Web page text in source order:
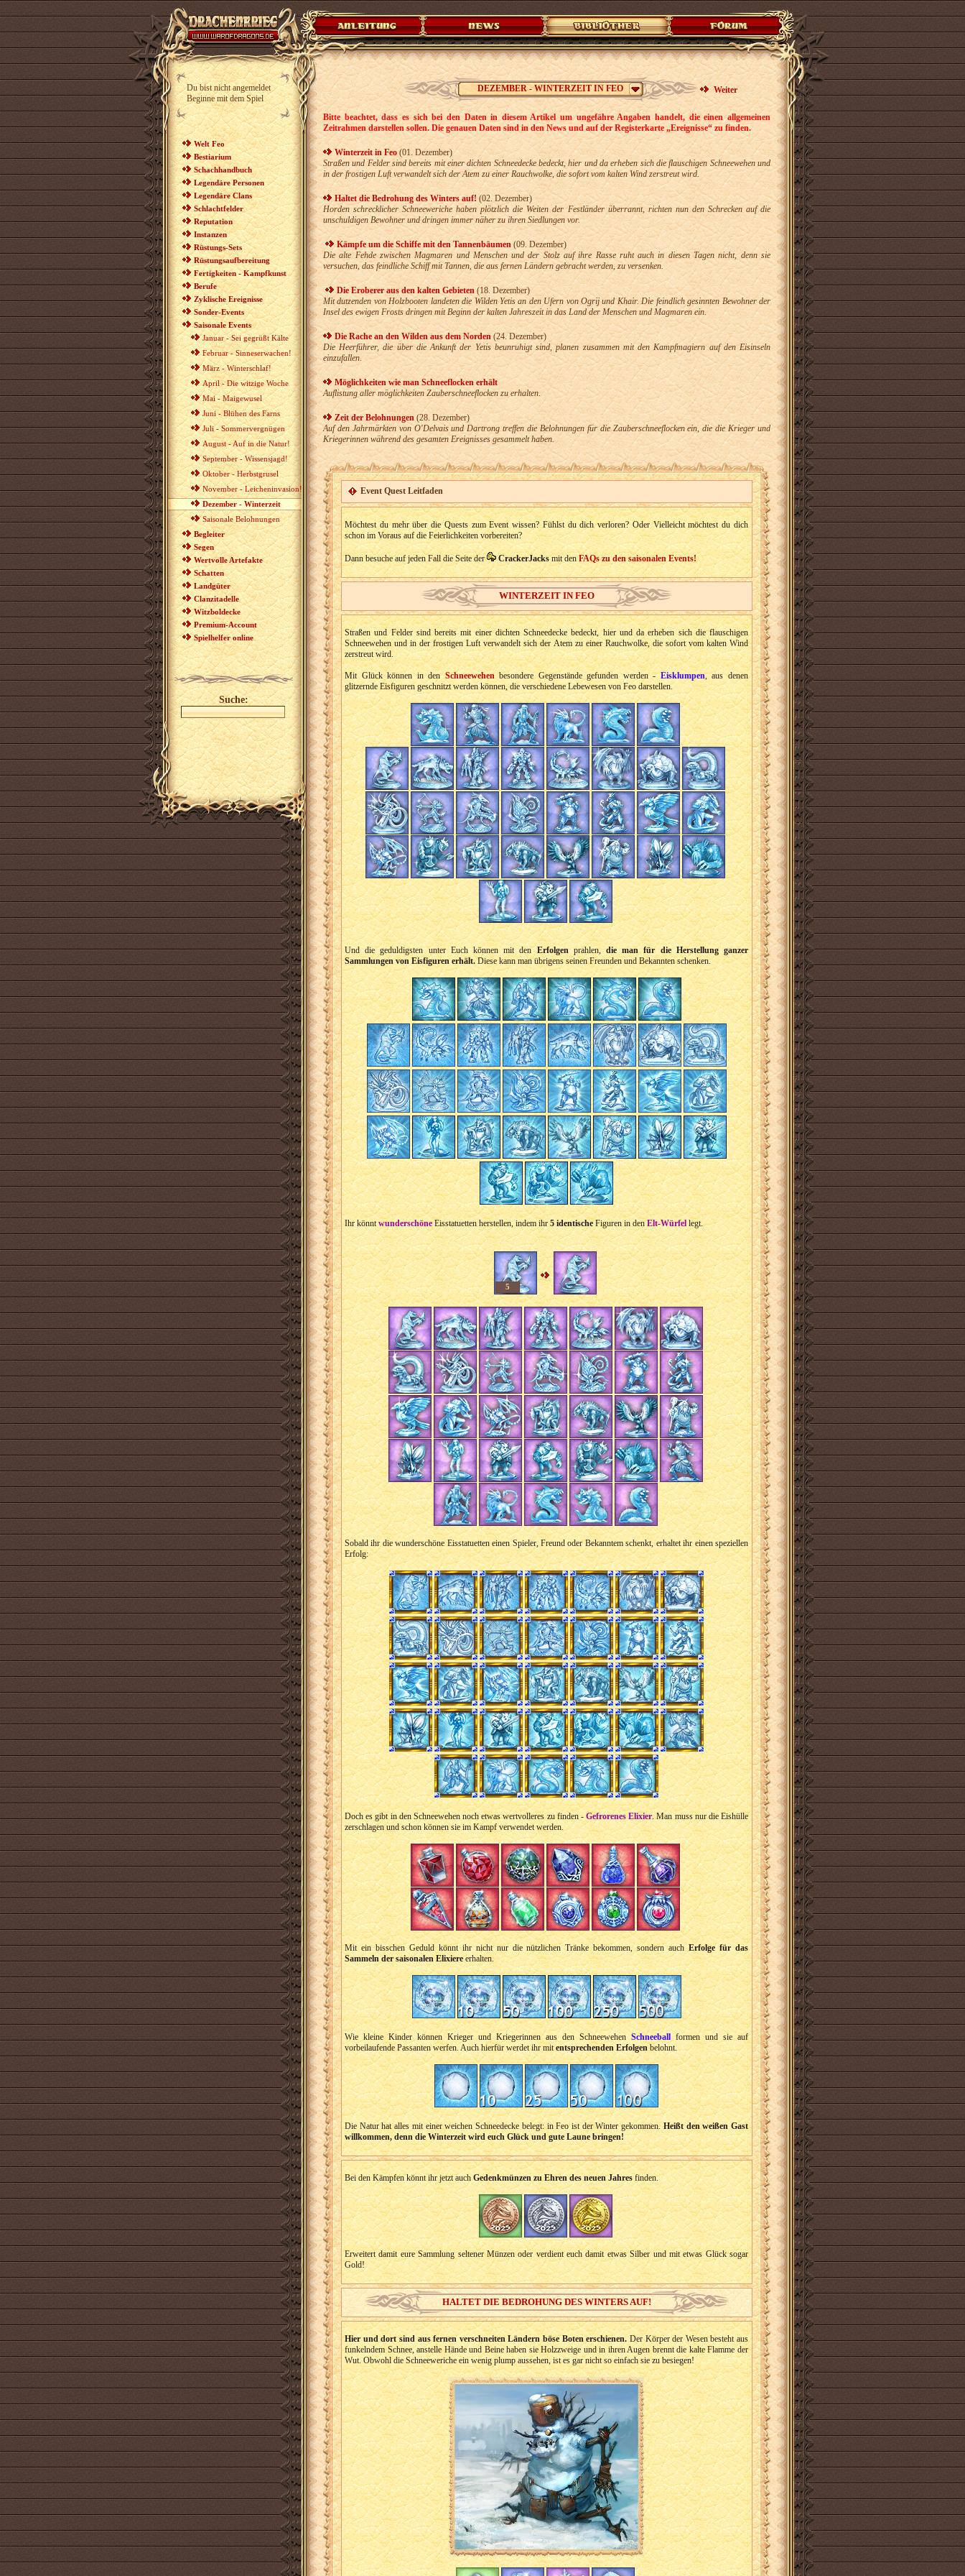
Du bist nicht angemeldet
Beginne mit dem Spiel
Welt Feo
Bestiarium
Schachhandbuch
Legendäre Personen
Legendäre Clans
Schlachtfelder
Reputation
Instanzen
Rüstungs-Sets
Rüstungsaufbereitung
Fertigkeiten - Kampfkunst
Berufe
Zyklische Ereignisse
Sonder-Events
Saisonale Events
Januar - Sei gegrüßt Kälte
Februar - Sinneserwachen!
März - Winterschlaf!
April - Die witzige Woche
Mai - Maigewusel
Juni - Blühen des Farns
Juli - Sommervergnügen
August - Auf in die Natur!
September - Wissensjagd!
Oktober - Herbstgrusel
November - Leicheninvasion!
Dezember - Winterzeit
Saisonale Belohnungen
Begleiter
Segen
Wertvolle Artefakte
Schatten
Landgüter
Clanzitadelle
Witzboldecke
Premium-Account
Spielhelfer online
Suche:
DEZEMBER - WINTERZEIT IN FEO Weiter
Bitte beachtet, dass es sich bei den Daten in diesem Artikel um ungefähre Angaben handelt, die einen allgemeinen
Zeitrahmen darstellen sollen. Die genauen Daten sind in den News und auf der Registerkarte „Ereignisse“ zu finden.
Winterzeit in Feo(01. Dezember)
Straßen und Felder sind bereits mit einer dichten Schneedecke bedeckt, hier und da erheben sich die flauschigen Schneewehen und
in der frostigen Luft verwandelt sich der Atem zu einer Rauchwolke, die sofort vom kalten Wind zerstreut wird.
Haltet die Bedrohung des Winters auf!(02. Dezember)
Horden schrecklicher Schneeweriche haben plötzlich die Weiten der Festländer überrannt, richten nun den Schrecken auf die
unschuldigen Bewohner und dringen immer näher zu ihren Siedlungen vor.
Kämpfe um die Schiffe mit den Tannenbäumen (09. Dezember)
Die alte Fehde zwischen Magmaren und Menschen und der Stolz auf ihre Rasse ruht auch in diesen Tagen nicht, denn sie
versuchen, das feindliche Schiff mit Tannen, die aus fernen Ländern gebracht werden, zu versenken.
Die Eroberer aus den kalten Gebieten(18. Dezember)
Mit dutzenden von Holzbooten landeten die Wilden Yetis an den Ufern von Ogrij und Khair. Die feindlich gesinnten Bewohner der
Insel des ewigen Frosts dringen mit Beginn der kalten Jahreszeit in das Land der Menschen und Magmaren ein.
Die Rache an den Wilden aus dem Norden(24. Dezember)
Die Heerführer, die über die Ankunft der Yetis beunruhigt sind, planen zusammen mit den Kampfmagiern auf den Eisinseln
einzufallen.
Möglichkeiten wie man Schneeflocken erhält
Auflistung aller möglichkeiten Zauberschneeflocken zu erhalten.
Zeit der Belohnungen(28. Dezember)
Auf den Jahrmärkten von O'Delvais und Dartrong treffen die Belohnungen für die Zauberschneeflocken ein, die die Krieger und
Kriegerinnen während des gesamten Ereignisses gesammelt haben.
Event Quest Leitfaden
Möchtest du mehr über die Quests zum Event wissen? Fühlst du dich verloren? Oder Vielleicht möchtest du dich
schon im Voraus auf die Feierlichkeiten vorbereiten?
Dann besuche auf jeden Fall die Seite der CrackerJacksmit denFAQs zu den saisonalen Events!
WINTERZEIT IN FEO
Straßen und Felder sind bereits mit einer dichten Schneedecke bedeckt, hier und da erheben sich die flauschigen
Schneewehen und in der frostigen Luft verwandelt sich der Atem zu einer Rauchwolke, die sofort vom kalten Wind
zerstreut wird.
Mit Glück können in denSchneewehenbesondere Gegenstände gefunden werden -Eisklumpen, aus denen
glitzernde Eisfiguren geschnitzt werden können, die verschiedene Lebewesen von Feo darstellen.
Und die geduldigsten unter Euch können mit denErfolgenprahlen,die man für die Herstellung ganzer
Sammlungen von Eisfiguren erhält.Diese kann man übrigens seinen Freunden und Bekannten schenken.
Ihr könntwunderschöneEisstatuetten herstellen, indem ihr5 identischeFiguren in denElt-Würfellegt.
5
Sobald ihr die wunderschöne Eisstatuetten einen Spieler, Freund oder Bekanntem schenkt, erhaltet ihr einen speziellen
Erfolg:
Doch es gibt in den Schneewehen noch etwas wertvolleres zu finden -Gefrorenes Elixier. Man muss nur die Eishülle
zerschlagen und schon können sie im Kampf verwendet werden.
Mit ein bisschen Geduld könnt ihr nicht nur die nützlichen Tränke bekommen, sondern auchErfolge für das
Sammeln der saisonalen Elixiereerhalten.
Wie kleine Kinder können Krieger und Kriegerinnen aus den SchneewehenSchneeballformen und sie auf
vorbeilaufende Passanten werfen. Auch hierfür werdet ihr mitentsprechenden Erfolgenbelohnt.
Die Natur hat alles mit einer weichen Schneedecke belegt: in Feo ist der Winter gekommen.Heißt den weißen Gast
willkommen, denn die Winterzeit wird euch Glück und gute Laune bringen!
Bei den Kämpfen könnt ihr jetzt auchGedenkmünzen zu Ehren des neuen Jahresfinden.
Erweitert damit eure Sammlung seltener Münzen oder verdient euch damit etwas Silber und mit etwas Glück sogar
Gold!
HALTET DIE BEDROHUNG DES WINTERS AUF!
Hier und dort sind aus fernen verschneiten Ländern böse Boten erschienen.Der Körper der Wesen besteht aus
funkelndem Schnee, anstelle Hände und Beine haben sie Holzzweige und in ihren Augen brennt die kalte Flamme der
Wut. Obwohl die Schneeweriche ein wenig plump aussehen, ist es gar nicht so einfach sie zu besiegen!